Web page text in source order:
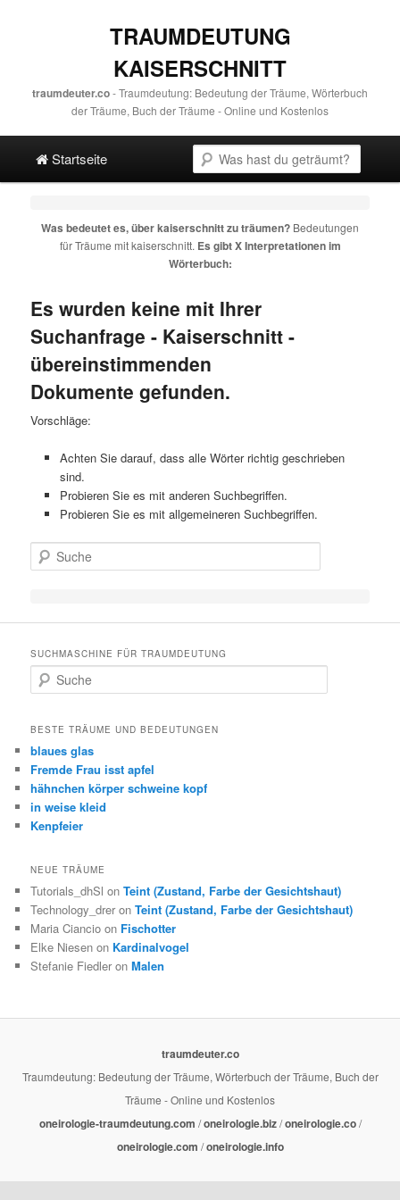
TRAUMDEUTUNG
KAISERSCHNITT
traumdeuter.co- Traumdeutung: Bedeutung der Träume, Wörterbuch
der Träume, Buch der Träume - Online und Kostenlos
Direkt zum Hauptinhalt
Spring zur sekundären Inhalt
Startseite
Was bedeutet es, überkaiserschnittzu träumen? Bedeutungen
für Träume mitkaiserschnitt. Es gibt X Interpretationen im
Wörterbuch:
Es wurden keine mit Ihrer
Suchanfrage - Kaiserschnitt -
übereinstimmenden
Dokumente gefunden.
Vorschläge:
Achten Sie darauf, dass alle Wörter richtig geschrieben
sind.
Probieren Sie es mit anderen Suchbegriffen.
Probieren Sie es mit allgemeineren Suchbegriffen.
Suche
SUCHMASCHINE FÜR TRAUMDEUTUNG
Suche
BESTE TRÄUME UND BEDEUTUNGEN
blaues glas
Fremde Frau isst apfel
hähnchen körper schweine kopf
in weise kleid
Kenpfeier
NEUE TRÄUME
Tutorials_dhSl onTeint (Zustand, Farbe der Gesichtshaut)
Technology_drer onTeint (Zustand, Farbe der Gesichtshaut)
Maria Ciancio on Fischotter
Elke Niesen on Kardinalvogel
Stefanie Fiedler onMalen
traumdeuter.co
Traumdeutung: Bedeutung der Träume, Wörterbuch der Träume, Buch der
Träume - Online und Kostenlos
oneirologie-traumdeutung.com /oneirologie.biz/oneirologie.co/
oneirologie.com /oneirologie.info